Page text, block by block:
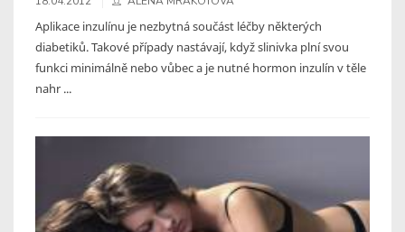
Aplikace inzulínu je nezbytná součást léčby některých
diabetiků. Takové případy nastávají, když slinivka plní svou
funkci minimálně nebo vůbec a je nutné hormon inzulín v těle
nahr ...